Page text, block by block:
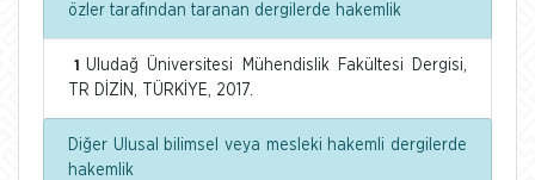
özler tarafından taranan dergilerde hakemlik
1
Uludağ Üniversitesi Mühendislik Fakültesi Dergisi,
TR DİZİN, TÜRKİYE, 2017.
Diğer Ulusal bilimsel veya mesleki hakemli dergilerde
hakemlik